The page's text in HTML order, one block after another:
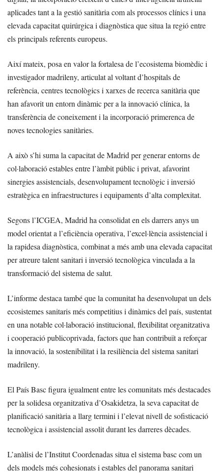
aplicades tant a la gestió sanitària com als processos clínics i una
elevada capacitat quirúrgica i diagnòstica que situa la regió entre
els principals referents europeus.
Així mateix, posa en valor la fortalesa de l’ecosistema biomèdic i
investigador madrileny, articulat al voltant d’hospitals de
referència, centres tecnològics i xarxes de recerca sanitària que
han afavorit un entorn dinàmic per a la innovació clínica, la
transferència de coneixement i la incorporació primerenca de
noves tecnologies sanitàries.
A això s’hi suma la capacitat de Madrid per generar entorns de
col·laboració estables entre l’àmbit públic i privat, afavorint
sinergies assistencials, desenvolupament tecnològic i inversió
estratègica en infraestructures i equipaments d’alta complexitat.
Segons l’ICGEA, Madrid ha consolidat en els darrers anys un
model orientat a l’eficiència operativa, l’excel·lència assistencial i
la rapidesa diagnòstica, combinat a més amb una elevada capacitat
per atreure talent sanitari i inversió tecnològica vinculada a la
transformació del sistema de salut.
L’informe destaca també que la comunitat ha desenvolupat un dels
ecosistemes sanitaris més competitius i dinàmics del país, sustentat
en una notable col·laboració institucional, flexibilitat organitzativa
i cooperació publicoprivada, factors que han contribuït a reforçar
la innovació, la sostenibilitat i la resiliència del sistema sanitari
madrileny.
El País Basc figura igualment entre les comunitats més destacades
per la solidesa organitzativa d’Osakidetza, la seva capacitat de
planificació sanitària a llarg termini i l’elevat nivell de sofisticació
tecnològica i assistencial assolit durant les darreres dècades.
L’anàlisi de l’Institut Coordenadas situa el sistema basc com un
dels models més cohesionats i estables del panorama sanitari